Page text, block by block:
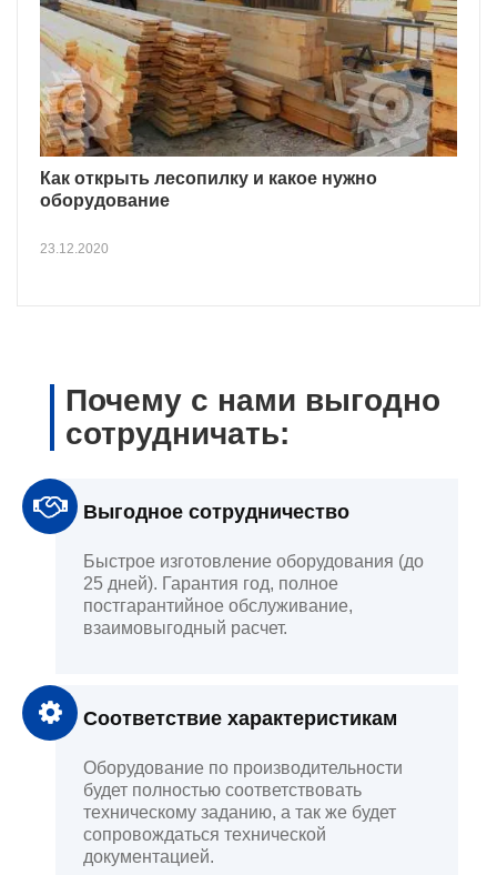
Как открыть лесопилку и какое нужно
оборудование
23.12.2020
Почему с нами выгодно
сотрудничать:
Выгодное сотрудничество
Быстрое изготовление оборудования (до
25 дней). Гарантия год, полное
постгарантийное обслуживание,
взаимовыгодный расчет.
Соответствие характеристикам
Оборудование по производительности
будет полностью соответствовать
техническому заданию, а так же будет
сопровождаться технической
документацией.